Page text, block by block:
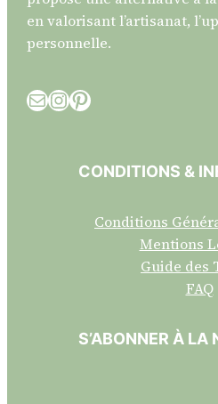
en valorisant l’artisanat,
personnelle.
E-mail InstagramPinterest
CONDITIONS &
Conditions
Mentions
Guide des
FAQ
S’ABONNER À LA